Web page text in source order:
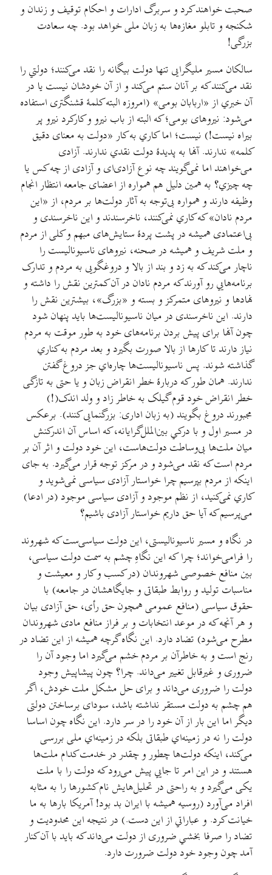
صحبت خواهند کرد و سربرگ ادارات و احکام توقیف و زندان و
شکنجه و تابلو مغازه‌ها به زبان ملی خواهد بود. چه سعادت
بزرگی!
سالکان مسیر مليگرایی تنها دولت بیگانه را نقد می‌کنند؛ دولتي را
نقد می‌کنند که بر آنان ستم می‌کند و از آن خودشان نیست یا در
آن خبري از «اربابان بومی» (امروزه البته کلمهٔ قشنگتری استفاده
می‌شود: نیروهای بومی؛ که البته از باب نیرو و کارکرد نیرو پر
بیراه نیست!) نیست؛ اما کاري به کار «دولت به معنای دقیق
کلمه» ندارند. آنها به پدیدهٔ دولت نقدي ندارند. آزادی
می‌خواهند اما نمی‌گویند چه نوع آزادی‌ای و آزادی از چه کس یا
چه چیزي؟ به همین دلیل هم همواره از اعضای جامعه انتظار انجام
وظیفه دارند و همواره بی‌توجه به آثار دولت‌ها بر مردم، از «این
مردم نادان» که کاري نمی‌کنند، ناخرسندند و این ناخرسندی و
بی‌اعتمادی همیشه در پشت پردهٔ ستایش‌های مبهم و کلی از مردم
و ملت شریف و همیشه در صحنه، نیروهای ناسیونالیست را
ناچار می‌کند که به زد و بند از بالا و دروغگویی به مردم و تدارک
برنامه‌هایي رو آورند که مردم نادان در آن کمترین نقش را داشته و
نهادها و نیروهای متمرکز و بسته و «بزرگ»، بیشترین نقش را
دارند. این ناخرسندی در میان ناسیونالیست‌ها باید پنهان شود
چون آنها برای پیش بردن برنامه‌های خود به طور موقت به مردم
نیاز دارند تا کارها از بالا صورت بگیرد و بعد مردم به کناري
گذاشته شوند. پس ناسیونالیست‌ها چاره‌اي جز دروغ گفتن
ندارند. همان طور که دربارهٔ خطر انقراض زبان و یا حتی به تازگی
خطر انقراض خود قوم گیلک به خاطر زاد و ولد اندک(!)
مجبورند دروغ بگویند (به زبان اداری: بزرگنمایی کنند). برعکس
در مسیر اول و با درکي بین‌الملل‌گرایانه، که اساس آن اندرکنش
میان ملت‌ها بی‌وساطت دولت‌هاست، این خود دولت و اثر آن بر
مردم است که نقد می‌شود و در مرکز توجه قرار می‌گیرد. به جای
اینکه از مردم بپرسیم چرا خواستار آزادی سیاسی نمی‌شوید و
کاري نمی‌کنید، از نظم موجود و آزادی سیاسی موجود (در ادعا)
می‌پرسیم که آیا حق داریم خواستار آزادی باشیم؟
در نگاه و مسیر ناسیونالیستی، این دولت سیاسی‌ست که شهروند
را فرامی‌خواند؛ چرا که این نگاهِ چشم به سمت دولت سیاسی،
بین منافع خصوصی شهروندان (در کسب و کار و معیشت و
مناسبات تولید و روابط طبقاتی و جایگاهشان در جامعه) با
حقوق سیاسی (منافع عمومی همچون حق رأی، حق آزادی بیان
و هر آنچه که در موعد انتخابات و بر فراز منافع مادی شهروندان
مطرح می‌شود) تضاد دارد. این نگاه گرچه همیشه از این تضاد در
رنج است و به خاطرآن بر مردم خشم می‌گیرد اما وجود آن را
ضروری و غیرقابل تغییر می‌داند. چرا؟ چون پیشاپیش وجود
دولت را ضروری می‌داند و برای حل مشکل ملت خودش، اگر
هم چشم به دولت مستقر نداشته باشد، سودای برساختن دولتی
دیگر اما این بار از آن خود را در سر دارد. این نگاه چون اساسا
دولت را نه در زمینه‌اي طبقاتی بلکه در زمینه‌اي ملی بررسی
می‌کند، اینکه دولت‌ها چطور و چقدر در خدمت کدام ملت‌ها
هستند و در این امر تا جایي پیش می‌رود که دولت را با ملت
یکی می‌گیرد و به راحتی در تحلیل‌هایش نام کشورها را به مثابه
افراد می‌آورد (روسیه همیشه با ایران بد بود! آمریکا بارها به ما
خیانت کرد. و عباراتي از این دست.) در نتیجه این محدودیت و
تضاد را صرفا بخشي ضروری از دولت می‌داند که باید با آن کنار
آمد چون وجود خود دولت ضرورت دارد.